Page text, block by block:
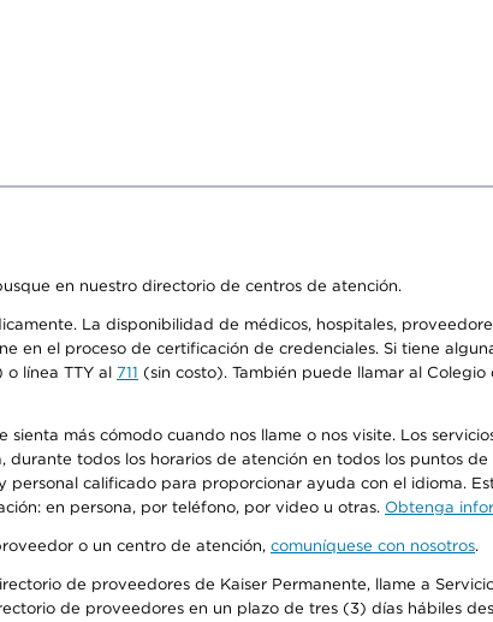
en nuestro directorio de centros de atención.
La disponibilidad de médicos, hospitales,
en el proceso de certificación de credenciales. Si tiene
línea TTY al 711 (sin costo). También puede llamar al
más cómodo cuando nos llame o nos visite. Los
durante todos los horarios de atención en todos los puntos
personal calificado para proporcionar ayuda con el idioma.
en persona, por teléfono, por video u otras. Obtenga
o un centro de atención, comuníquese con nosotros.
de proveedores de Kaiser Permanente, llame a
de proveedores en un plazo de tres (3) días hábiles